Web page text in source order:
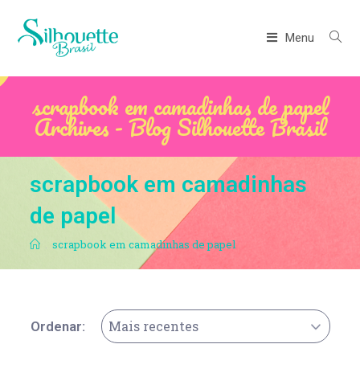
Menu
scrapbook em camadinhas de papel
Archives - Blog Silhouette Brasil
scrapbook em camadinhas
de papel
. scrapbook em camadinhas de papel
Ordenar: Mais recentes